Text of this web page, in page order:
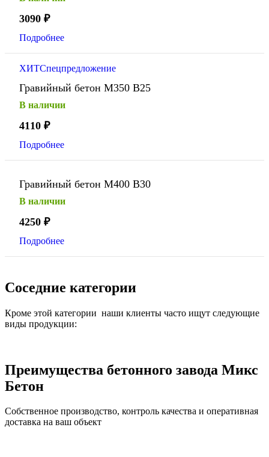
3090 ₽
Подробнее
ХИТСпецпредложение
Гравийный бетон М350 В25
В наличии
4110 ₽
Подробнее
Гравийный бетон М400 В30
В наличии
4250 ₽
Подробнее
Соседние категории
Кроме этой категории наши клиенты часто ищут следующие
виды продукции:
Преимущества бетонного завода Микс
Бетон
Собственное производство, контроль качества и оперативная
доставка на ваш объект